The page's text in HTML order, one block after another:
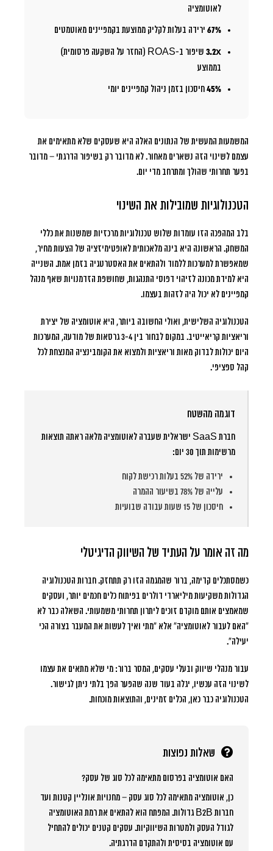
לאוטומציה
67% ירידה בעלות לקליק ממוצעת בקמפיינים מאוטמטים
3.2x
שיפור ב-ROAS (החזר על השקעה פרסומית)
בממוצע
45%חיסכון בזמן ניהול קמפיינים יומי
המשמעות המעשית של הנתונים האלה היא שעסקים שלא מתאימים את
עצמם לשינוי הזה נשארים מאחור. לא מדובר רק בשיפור הדרגתי – מדובר
בפער תחרותי שהולך ומתרחב מדי יום.
הטכנולוגיות שמובילות את השינוי
בלב המהפכה הזו עומדות שלוש טכנולוגיות מרכזיות שמשנות את כללי
המשחק. הראשונה היא בינה מלאכותית לאופטימיזציה של הצעות מחיר,
שמאפשרת למערכות ללמוד ולהתאים את האסטרטגיה בזמן אמת. השנייה
היא למידת מכונה לזיהוי דפוסי התנהגות, שחושפת הזדמנויות שאף מנהל
קמפיינים לא יכול היה לזהות בעצמו.
הטכנולוגיה השלישית, ואולי החשובה ביותר, היא אוטומציה של יצירת
וריאציות קריאייטיב
. במקום לבחור בין 3-4 גרסאות של מודעה, המערכות
היום יכולות לבדוק מאות וריאציות ולמצוא את הקומבינציה המנצחת לכל
קהל ספציפי.
דוגמה מהשטח
חברת SaaS ישראלית שעברה לאוטומציה מלאה ראתה תוצאות
מרשימות תוך 30 יום:
ירידה של 52% בעלות רכישת לקוח
עלייה של 78% בשיעור ההמרה
חיסכון של 15 שעות עבודה שבועיות
מה זה אומר על העתיד של השיווק הדיגיטלי
כשמסתכלים קדימה, ברור שהמגמה הזו רק תתחזק. חברות הטכנולוגיה
הגדולות משקיעות מיליארדי דולרים בפיתוח כלים חכמים יותר, ועסקים
שמאמצים אותם מוקדם זוכים ליתרון תחרותי משמעותי. השאלה כבר לא
“האם לעבור לאוטומציה” אלא “מתי ואיך לעשות את המעבר בצורה הכי
יעילה”.
עבור מנהלי שיווק ובעלי עסקים, המסר ברור: מי שלא מתאים את עצמו
לשינוי הזה עכשיו, יגלה בעוד שנה שהפער הפך בלתי ניתן לגישור.
הטכנולוגיה כבר כאן, הכלים זמינים, והתוצאות מוכחות.
שאלות נפוצות
האם אוטומציה בפרסום מתאימה לכל סוג של עסק?
כן, אוטומציה מתאימה לכל סוג עסק – מחנויות אונליין קטנות ועד
חברות B2B גדולות. המפתח הוא להתאים את רמת האוטומציה
לגודל העסק ולמטרות השיווקיות. עסקים קטנים יכולים להתחיל
עם אוטומציה בסיסית ולהתקדם הדרגתיה.